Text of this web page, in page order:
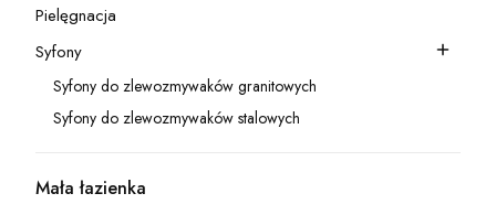
Kategoria - Pielęgnacja
Pielęgnacja
Kategoria - Syfony
Syfony
Kategoria - Syfony do zlewozmywaków granitowych
Syfony do zlewozmywaków granitowych
Kategoria - Syfony do zlewozmywaków stalowych
Syfony do zlewozmywaków stalowych
Mała łazienka